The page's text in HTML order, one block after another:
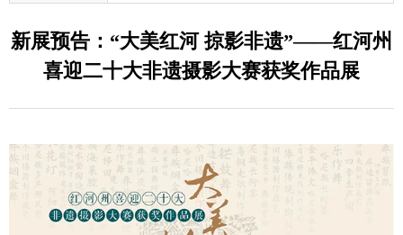
新展预告：“大美红河 掠影非遗”——红河州
喜迎二十大非遗摄影大赛获奖作品展